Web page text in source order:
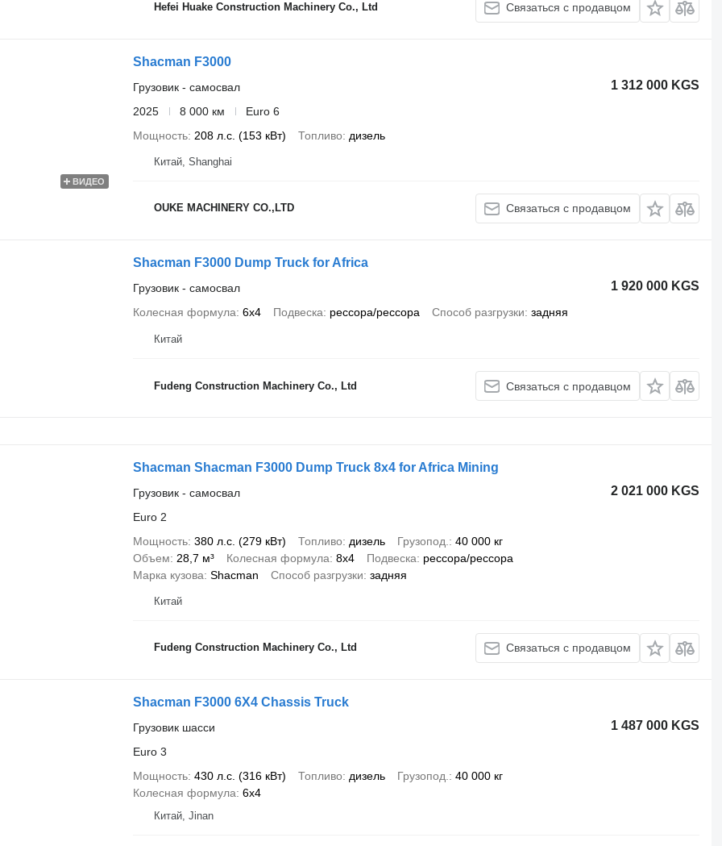
Hefei Huake Construction Machinery Co., Ltd Связаться с продавцом
ВИДЕО
Shacman F3000
1 312 000 KGS
Грузовик - самосвал
2025
8 000 км
Euro 6
Мощность 208 л.с. (153 кВт) Топливо дизель
Китай, Shanghai
OUKE MACHINERY CO.,LTD Связаться с продавцом
Shacman F3000 Dump Truck for Africa
1 920 000 KGS
Грузовик - самосвал
Колесная формула 6x4 Подвеска рессора/рессора Способ разгрузки задняя
Китай
Fudeng Construction Machinery Co., Ltd Связаться с продавцом
Shacman Shacman F3000 Dump Truck 8x4 for Africa Mining
2 021 000 KGS
Грузовик - самосвал
Euro 2
Мощность 380 л.с. (279 кВт) Топливо дизель Грузопод.
40 000 кг
Объем
28,7 м³ Колесная формула 8x4 Подвеска
рессора/рессора
Марка кузова Shacman Способ разгрузки задняя
Китай
Fudeng Construction Machinery Co., Ltd Связаться с продавцом
Shacman F3000 6X4 Chassis Truck
1 487 000 KGS
Грузовик шасси
Euro 3
Мощность 430 л.с. (316 кВт) Топливо дизель Грузопод.
40 000 кг
Колесная формула 6x4
Китай, Jinan